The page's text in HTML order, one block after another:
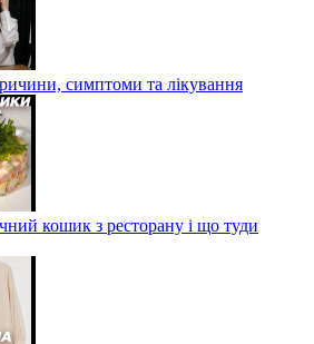
симптоми та лікування
кошик з ресторану і що туди